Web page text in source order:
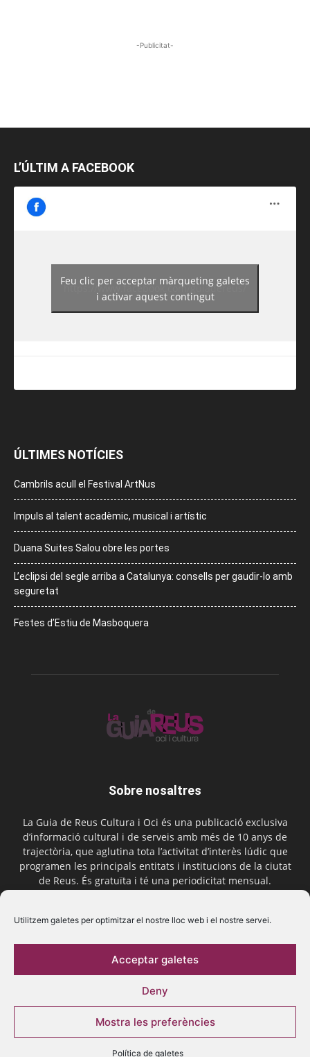
Utilitzem galetes per optimitzar el nostre lloc web i el nostre servei.
Acceptar galetes
Deny
Mostra les preferències
Política de galetes
-Publicitat-
L’ÚLTIM A FACEBOOK
https://www.facebook.com/guiadereus/
Feu clic per acceptar màrqueting galetes
i activar aquest contingut
ÚLTIMES NOTÍCIES
Cambrils acull el Festival ArtNus
Impuls al talent acadèmic, musical i artístic
Duana Suites Salou obre les portes
L’eclipsi del segle arriba a Catalunya: consells per gaudir-lo amb
seguretat
Festes d’Estiu de Masboquera
Sobre nosaltres
La Guia de Reus Cultura i Oci és una publicació exclusiva
d’informació cultural i de serveis amb més de 10 anys de
trajectòria, que aglutina tota l’activitat d’interès lúdic que
programen les principals entitats i institucions de la ciutat
de Reus. És gratuïta i té una periodicitat mensual.
Segueix-nos